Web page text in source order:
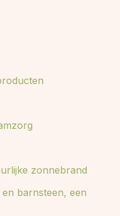
zonnebrand
barnsteen, een